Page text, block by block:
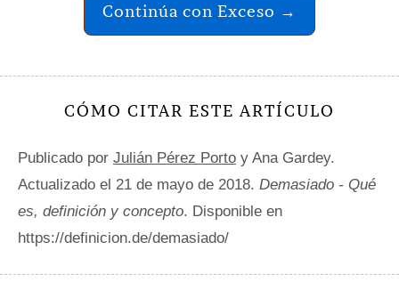
Continúa con Exceso →
CÓMO CITAR ESTE ARTÍCULO
Publicado por Julián Pérez Porto y Ana Gardey.
Actualizado el 21 de mayo de 2018. Demasiado - Qué
es, definición y concepto. Disponible en
https://definicion.de/demasiado/